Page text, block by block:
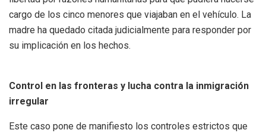
cargo de los cinco menores que viajaban en el vehículo. La
madre ha quedado citada judicialmente para responder por
su implicación en los hechos.
Control en las fronteras y lucha contra la inmigración
irregular
Este caso pone de manifiesto los controles estrictos que